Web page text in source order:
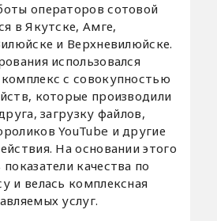
операторов сотовой
в Якутске, Амге,
и Верхневилюйске.
использовался
с совокупностью
которые производили
загрузку файлов,
YouTube и другие
На основании этого
качества по
и велась комплексная
услуг.